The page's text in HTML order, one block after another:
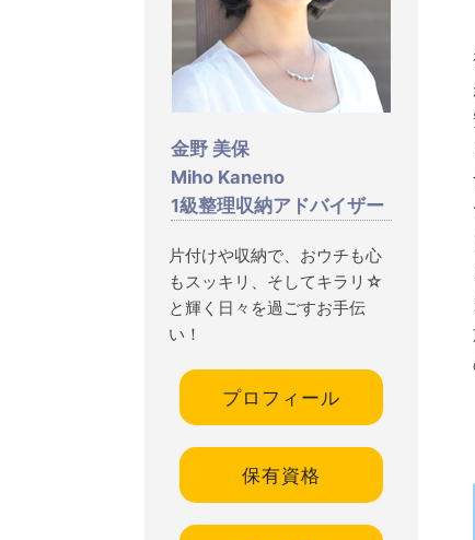
金野 美保
Miho Kaneno
1級整理収納アドバイザー
片付けや収納で、おウチも心
もスッキリ、そしてキラリ☆
と輝く日々を過ごすお手伝
い！
プロフィール
保有資格